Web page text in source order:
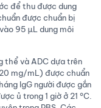
để thu được dung
được chuẩn bị
95 µL dung môi
thể và ADC dựa trên
mg/mL) được chuẩn
IgG người được gắn
ủ trong 1 giờ ở 21 °C.